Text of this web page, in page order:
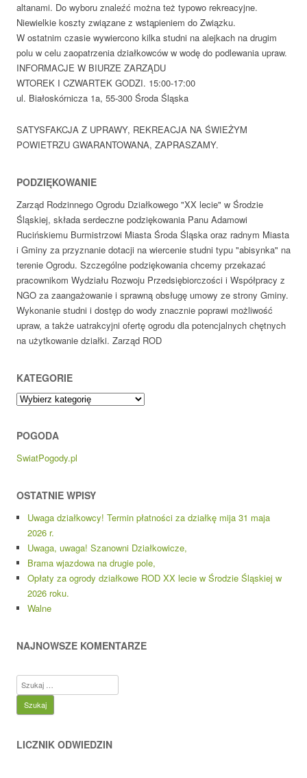
altanami. Do wyboru znaleźć można też typowo rekreacyjne.
Niewielkie koszty związane z wstąpieniem do Związku.
W ostatnim czasie wywiercono kilka studni na alejkach na drugim
polu w celu zaopatrzenia działkowców w wodę do podlewania upraw.
INFORMACJE W BIURZE ZARZĄDU
WTOREK I CZWARTEK GODZI. 15:00-17:00
ul. Białoskórnicza 1a, 55-300 Środa Śląska
SATYSFAKCJA Z UPRAWY, REKREACJA NA ŚWIEŻYM
POWIETRZU GWARANTOWANA, ZAPRASZAMY.
PODZIĘKOWANIE
Zarząd Rodzinnego Ogrodu Działkowego "XX lecie" w Środzie
Śląskiej, składa serdeczne podziękowania Panu Adamowi
Rucińskiemu Burmistrzowi Miasta Środa Śląska oraz radnym Miasta
i Gminy za przyznanie dotacji na wiercenie studni typu "abisynka" na
terenie Ogrodu. Szczególne podziękowania chcemy przekazać
pracownikom Wydziału Rozwoju Przedsiębiorczości i Współpracy z
NGO za zaangażowanie i sprawną obsługę umowy ze strony Gminy.
Wykonanie studni i dostęp do wody znacznie poprawi możliwość
upraw, a także uatrakcyjni ofertę ogrodu dla potencjalnych chętnych
na użytkowanie działki. Zarząd ROD
KATEGORIE
Kategorie
POGODA
SwiatPogody.pl
OSTATNIE WPISY
Uwaga działkowcy! Termin płatności za działkę mija 31 maja
2026 r.
Uwaga, uwaga! Szanowni Działkowicze,
Brama wjazdowa na drugie pole,
Opłaty za ogrody działkowe ROD XX lecie w Środzie Śląskiej w
2026 roku.
Walne
NAJNOWSZE KOMENTARZE
Szukaj:
LICZNIK ODWIEDZIN